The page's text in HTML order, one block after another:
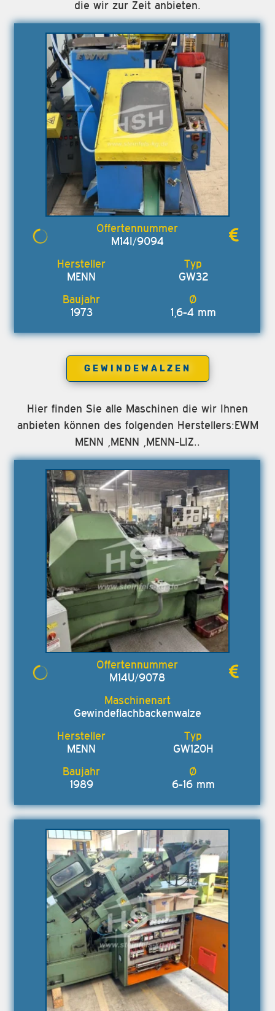
die wir zur Zeit anbieten.
M14I/9094
MENN GW32
1973 1,6-4 mm
GEWINDEWALZEN
Hier finden Sie alle Maschinen die wir Ihnen
anbieten können des folgenden Herstellers:EWM
MENN ,MENN ,MENN-LIZ..
M14U/9078
Gewindeflachbackenwalze
MENN GW120H
1989 6-16 mm